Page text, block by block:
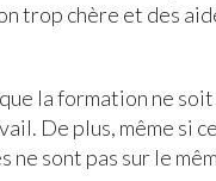
trop chère et des
la formation ne
De plus, même si
sont pas sur le